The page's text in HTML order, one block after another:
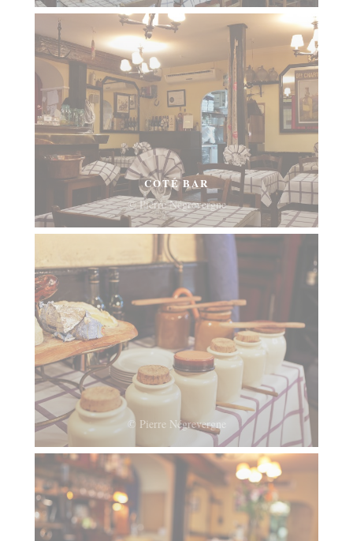
COTÉ BAR
© Pierre Négrevergne
© Pierre Négrevergne